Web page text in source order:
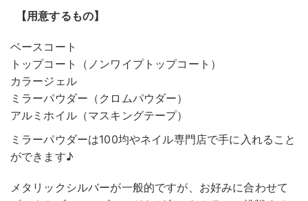
【用意するもの】
ベースコート
トップコート（ノンワイプトップコート）
カラージェル
ミラーパウダー（クロムパウダー）
アルミホイル（マスキングテープ）
ミラーパウダーは100均やネイル専門店で手に入れること
ができます♪
メタリックシルバーが一般的ですが、お好みに合わせて